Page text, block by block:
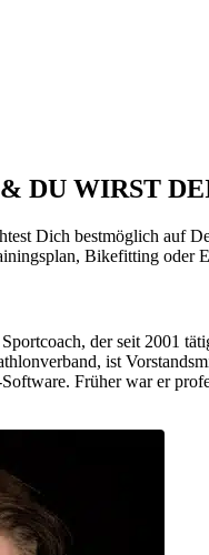
DU WIRST
Dich bestmöglich auf
Bikefitting
der seit 2001
ist
Früher war er